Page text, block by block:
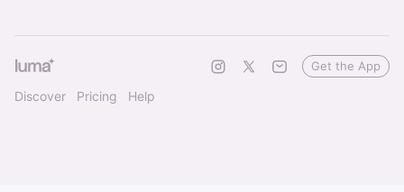
Discover Pricing Help
Get the App